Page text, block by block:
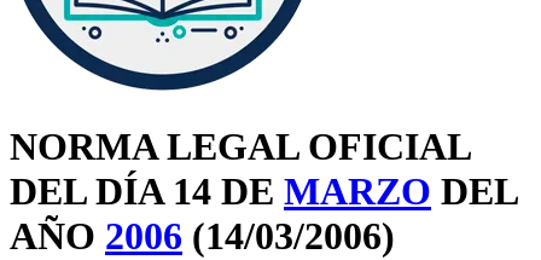
NORMA LEGAL OFICIAL
DEL DÍA 14 DE MARZO DEL
AÑO 2006 (14/03/2006)